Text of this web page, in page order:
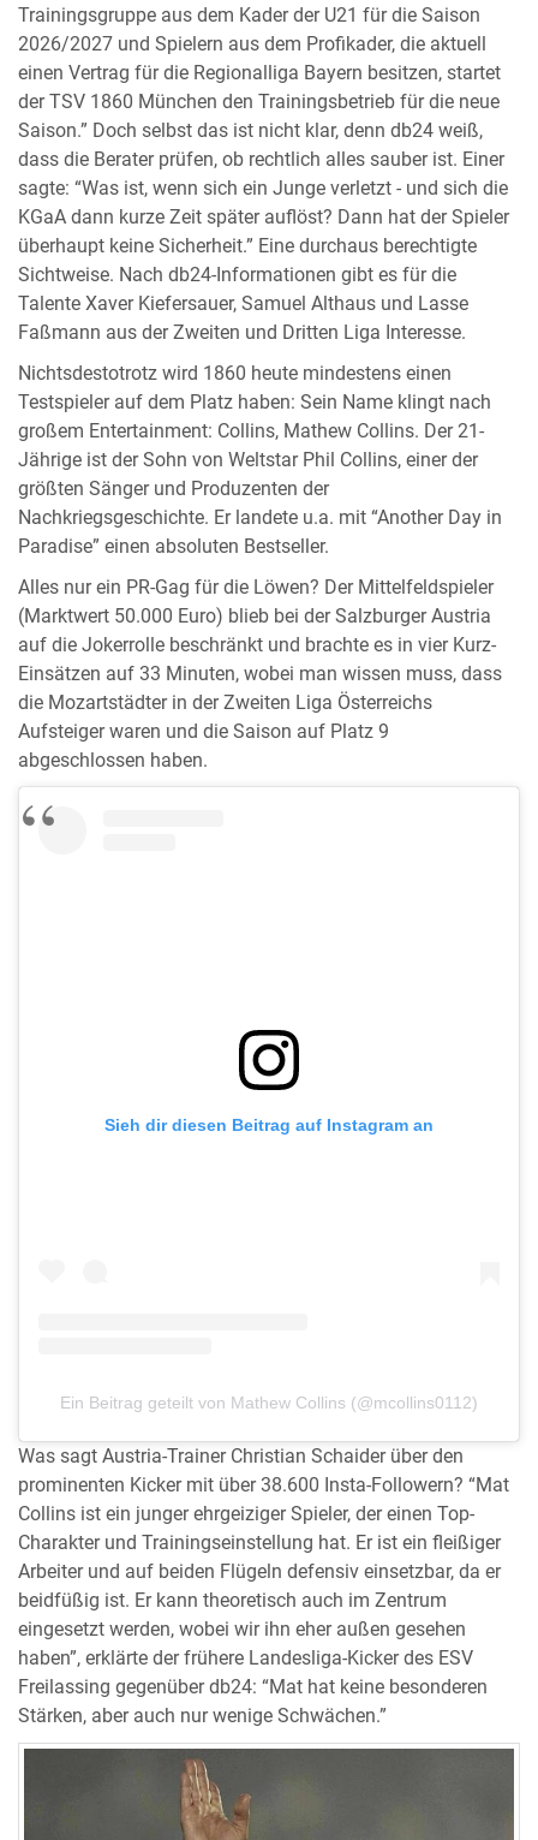
Trainingsgruppe aus dem Kader der U21 für die Saison
2026/2027 und Spielern aus dem Profikader, die aktuell
einen Vertrag für die Regionalliga Bayern besitzen, startet
der TSV 1860 München den Trainingsbetrieb für die neue
Saison.” Doch selbst das ist nicht klar, denn db24 weiß,
dass die Berater prüfen, ob rechtlich alles sauber ist. Einer
sagte: “Was ist, wenn sich ein Junge verletzt - und sich die
KGaA dann kurze Zeit später auflöst? Dann hat der Spieler
überhaupt keine Sicherheit.” Eine durchaus berechtigte
Sichtweise. Nach db24-Informationen gibt es für die
Talente Xaver Kiefersauer, Samuel Althaus und Lasse
Faßmann aus der Zweiten und Dritten Liga Interesse.
Nichtsdestotrotz wird 1860 heute mindestens einen
Testspieler auf dem Platz haben: Sein Name klingt nach
großem Entertainment: Collins, Mathew Collins. Der 21-
Jährige ist der Sohn von Weltstar Phil Collins, einer der
größten Sänger und Produzenten der
Nachkriegsgeschichte. Er landete u.a. mit “Another Day in
Paradise” einen absoluten Bestseller.
Alles nur ein PR-Gag für die Löwen? Der Mittelfeldspieler
(Marktwert 50.000 Euro) blieb bei der Salzburger Austria
auf die Jokerrolle beschränkt und brachte es in vier Kurz-
Einsätzen auf 33 Minuten, wobei man wissen muss, dass
die Mozartstädter in der Zweiten Liga Österreichs
Aufsteiger waren und die Saison auf Platz 9
abgeschlossen haben.
Sieh dir diesen Beitrag auf Instagram an
Ein Beitrag geteilt von Mathew Collins (@mcollins0112)
Was sagt Austria-Trainer Christian Schaider über den
prominenten Kicker mit über 38.600 Insta-Followern? “Mat
Collins ist ein junger ehrgeiziger Spieler, der einen Top-
Charakter und Trainingseinstellung hat. Er ist ein fleißiger
Arbeiter und auf beiden Flügeln defensiv einsetzbar, da er
beidfüßig ist. Er kann theoretisch auch im Zentrum
eingesetzt werden, wobei wir ihn eher außen gesehen
haben”, erklärte der frühere Landesliga-Kicker des ESV
Freilassing gegenüber db24: “Mat hat keine besonderen
Stärken, aber auch nur wenige Schwächen.”